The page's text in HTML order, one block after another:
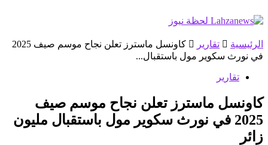
الرئيسية تقارير
كاونسل ماسترز تعلن نجاح موسم صيف 2025
في نورث سكوير مول باستقبال...
تقارير
كاونسل ماسترز تعلن نجاح موسم صيف
2025 في نورث سكوير مول باستقبال مليون
زائر